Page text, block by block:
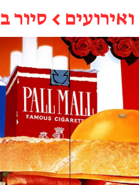
← סיור